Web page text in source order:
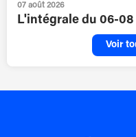
07 août 2026
L'intégrale du 06-08
Voir